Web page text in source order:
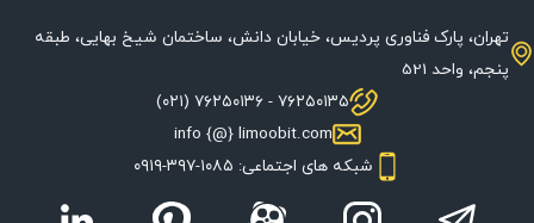
تهران، پارک فناوری پردیس، خیابان دانش، ساختمان شیخ بهایی، طبقه
پنجم، واحد 521
۷۶۲۵۰۱۳۵ - ۷۶۲۵۰۱۳۶ (۰۲۱)
info {@} limoobit.com
شبکه های اجتماعی: ۱۰۸۵-۳۹۷-۰۹۱۹